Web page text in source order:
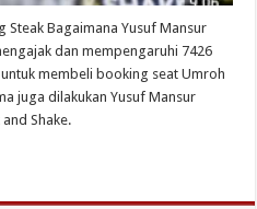
Steak Bagaimana Yusuf Mansur
dan mempengaruhi 7426
membeli booking seat Umroh
juga dilakukan Yusuf Mansur
Shake.